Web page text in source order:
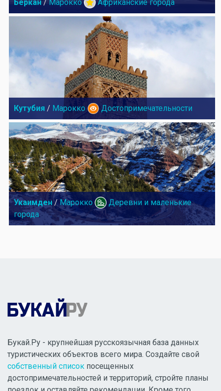
Беркан / Марокко Африканские города
Кутубия / Марокко Достопримечательности
Укаимден/ Марокко
Деревни и маленькие
города
Букай.Ру - крупнейшая русскоязычная база данных
туристических объектов всего мира. Создайте свой
собственный список посещенных
достопримечательностей и территорий, стройте планы